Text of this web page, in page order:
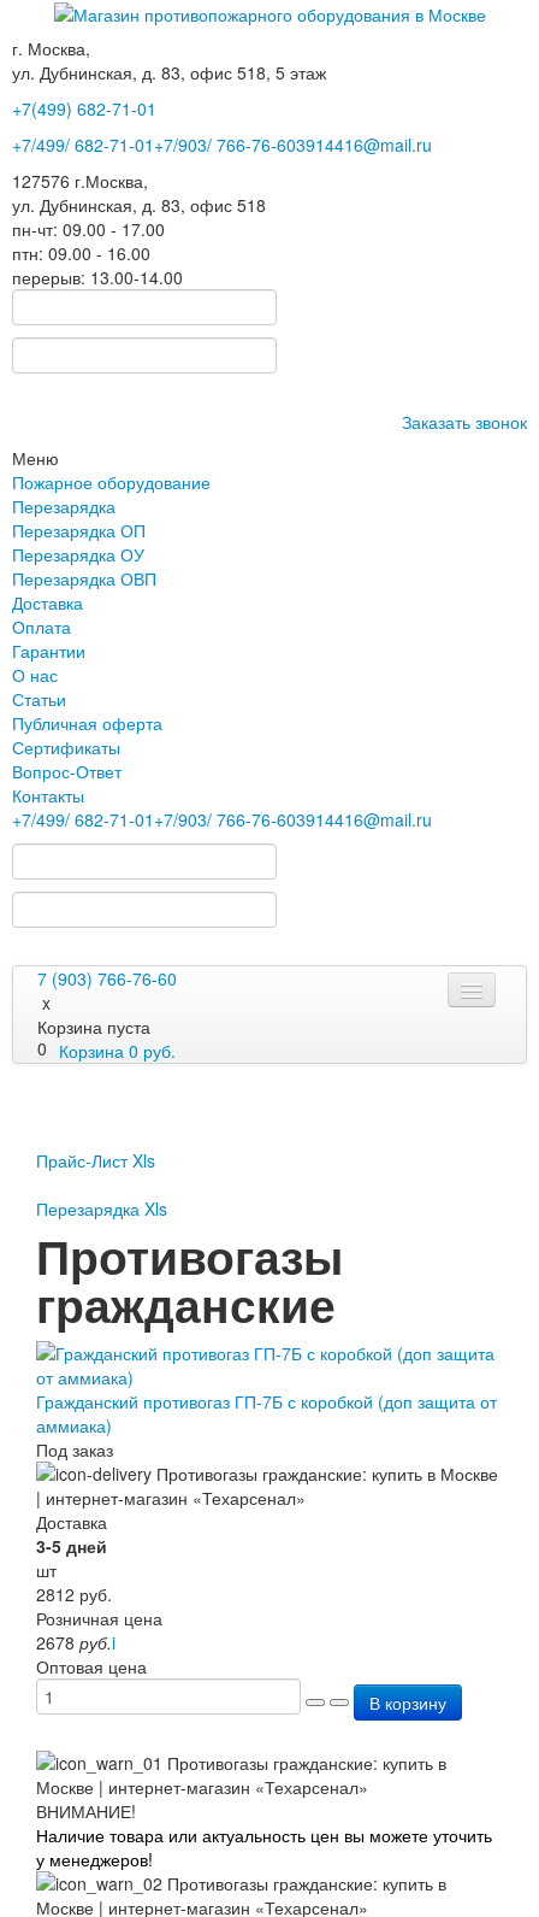
г. Москва,
ул. Дубнинская, д. 83, офис 518, 5 этаж
+7(499) 682-71-01
+7/499/ 682-71-01 +7/903/ 766-76-603914416@mail.ru
127576 г.Москва,
ул. Дубнинская, д. 83, офис 518
пн-чт: 09.00 - 17.00
птн: 09.00 - 16.00
перерыв: 13.00-14.00
Заказать звонок
Меню
Пожарное оборудование
Перезарядка
Перезарядка ОП
Перезарядка ОУ
Перезарядка ОВП
Доставка
Оплата
Гарантии
О нас
Статьи
Публичная оферта
Сертификаты
Вопрос-Ответ
Контакты
+7/499/ 682-71-01 +7/903/ 766-76-603914416@mail.ru
7 (903) 766-76-60
x
Корзина пуста
0 Корзина 0 руб.
Перезарядка ОП
Перезарядка ОВП
Доставка
Оплата
Гарантии
О нас
Статьи
Публичная оферта
Сертификаты
Вопрос-Ответ
Контакты
Пожарное оборудование
Перезарядка
Перезарядка ОП
Перезарядка ОУ
Перезарядка ОВП
Доставка
Гарантии
О нас
Статьи
Публичная оферта
Сертификаты
Вопрос-Ответ
Контакты
Прайс-Лист Xls
Перезарядка Xls
Противогазы
гражданские
Гражданский противогаз ГП-7Б с коробкой (доп защита от
аммиака)
Под заказ
Доставка
3-5 дней
шт
2812 руб.
Розничная цена
2678 руб.i
Оптовая цена
В корзину
ВНИМАНИЕ!
Наличие товара или актуальность цен вы можете уточить
у менеджеров!